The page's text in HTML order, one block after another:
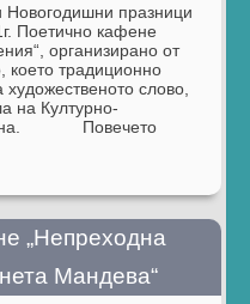
празници
Поетично кафене
организирано от
което традиционно
слово,
на Културно-
Повечето
„Непреходна
Мандева“